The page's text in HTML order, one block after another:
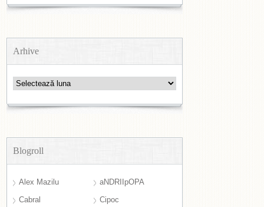
Arhive
Arhive
Blogroll
Alex Mazilu
aNDRIIpOPA
Cabral
Cipoc